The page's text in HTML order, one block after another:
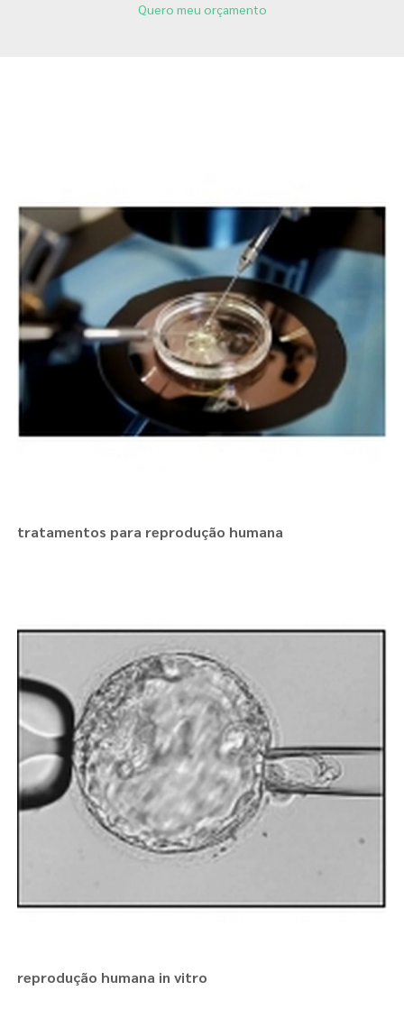
Quero meu orçamento
tratamentos para reprodução humana
reprodução humana in vitro